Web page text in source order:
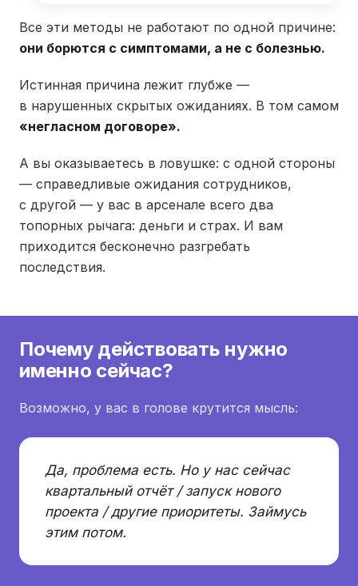
Все эти методы не работают по одной причине:
они борются с симптомами, а не с болезнью.
Истинная причина лежит глубже —
в нарушенных скрытых ожиданиях. В том самом
«негласном договоре».
А вы оказываетесь в ловушке: с одной стороны
— справедливые ожидания сотрудников,
с другой — у вас в арсенале всего два
топорных рычага: деньги и страх. И вам
приходится бесконечно разгребать
последствия.
Почему действовать нужно
именно сейчас?
Возможно, у вас в голове крутится мысль:
Да, проблема есть. Но у нас сейчас
квартальный отчёт / запуск нового
проекта / другие приоритеты. Займусь
этим потом.